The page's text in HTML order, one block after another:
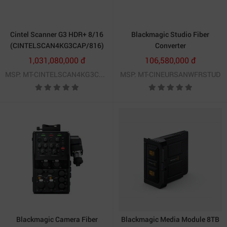
Cintel Scanner G3 HDR+ 8/16
(CINTELSCAN4KG3CAP/816)
1,031,080,000 đ
MSP: MT-CINTELSCAN4KG3CAP/816
Blackmagic Studio Fiber
Converter
(CINEURSANWFRSTUD)
106,580,000 đ
MSP: MT-CINEURSANWFRSTUD
Blackmagic Camera Fiber
Blackmagic Media Module 8TB